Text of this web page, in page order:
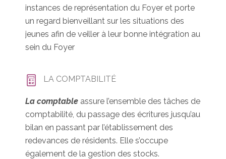
instances de représentation du Foyer et porte
un regard bienveillant sur les situations des
jeunes afin de veiller à leur bonne intégration au
sein du Foyer
LA COMPTABILITÉ
La comptable assure l’ensemble des tâches de
comptabilité, du passage des écritures jusqu’au
bilan en passant par l’établissement des
redevances de résidents. Elle s’occupe
également de la gestion des stocks.